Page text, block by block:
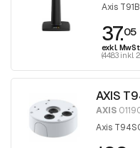
Axis
37.05
exkl.
(44.83 inkl.
AXIS
AXIS
Axis